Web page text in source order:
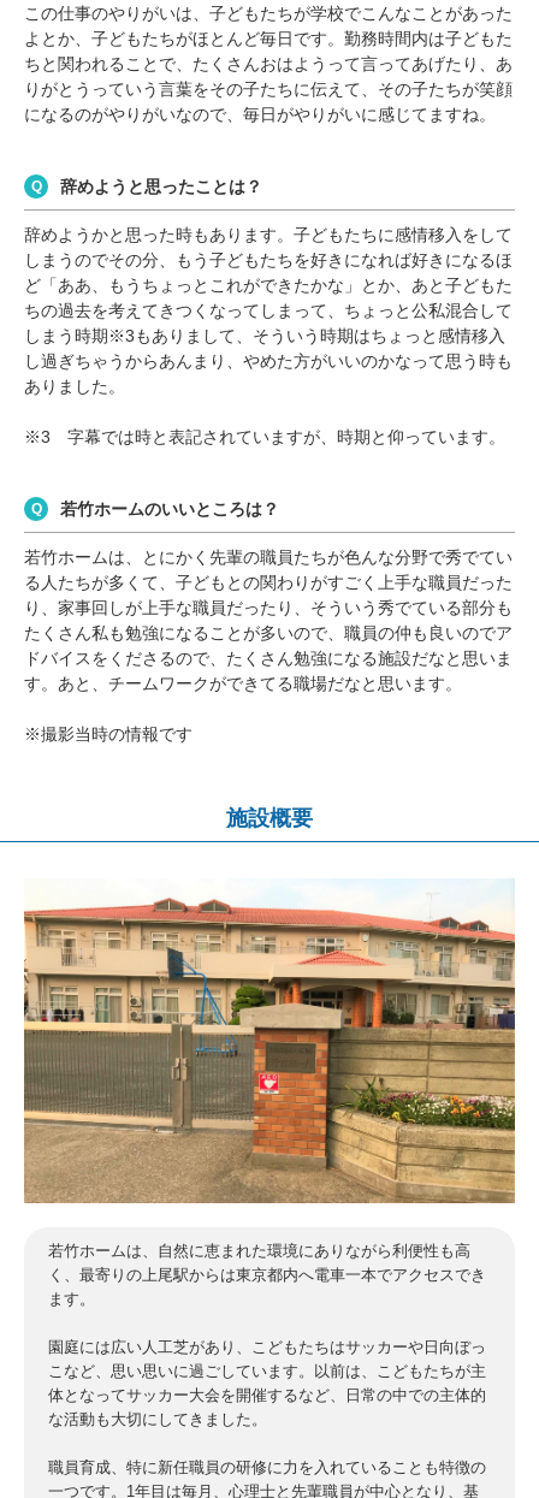
この仕事のやりがいは、子どもたちが学校でこんなことがあった
よとか、子どもたちがほとんど毎日です。勤務時間内は子どもた
ちと関われることで、たくさんおはようって言ってあげたり、あ
りがとうっていう言葉をその子たちに伝えて、その子たちが笑顔
になるのがやりがいなので、毎日がやりがいに感じてますね。
辞めようと思ったことは？
辞めようかと思った時もあります。子どもたちに感情移入をして
しまうのでその分、もう子どもたちを好きになれば好きになるほ
ど「ああ、もうちょっとこれができたかな」とか、あと子どもた
ちの過去を考えてきつくなってしまって、ちょっと公私混合して
しまう時期※3もありまして、そういう時期はちょっと感情移入
し過ぎちゃうからあんまり、やめた方がいいのかなって思う時も
ありました。
※3 字幕では時と表記されていますが、時期と仰っています。
若竹ホームのいいところは？
若竹ホームは、とにかく先輩の職員たちが色んな分野で秀でてい
る人たちが多くて、子どもとの関わりがすごく上手な職員だった
り、家事回しが上手な職員だったり、そういう秀でている部分も
たくさん私も勉強になることが多いので、職員の仲も良いのでア
ドバイスをくださるので、たくさん勉強になる施設だなと思いま
す。あと、チームワークができてる職場だなと思います。
※撮影当時の情報です
施設概要
若竹ホームは、自然に恵まれた環境にありながら利便性も高
く、最寄りの上尾駅からは東京都内へ電車一本でアクセスでき
ます。
園庭には広い人工芝があり、こどもたちはサッカーや日向ぼっ
こなど、思い思いに過ごしています。以前は、こどもたちが主
体となってサッカー大会を開催するなど、日常の中での主体的
な活動も大切にしてきました。
職員育成、特に新任職員の研修に力を入れていることも特徴の
一つです。1年目は毎月、心理士と先輩職員が中心となり、基